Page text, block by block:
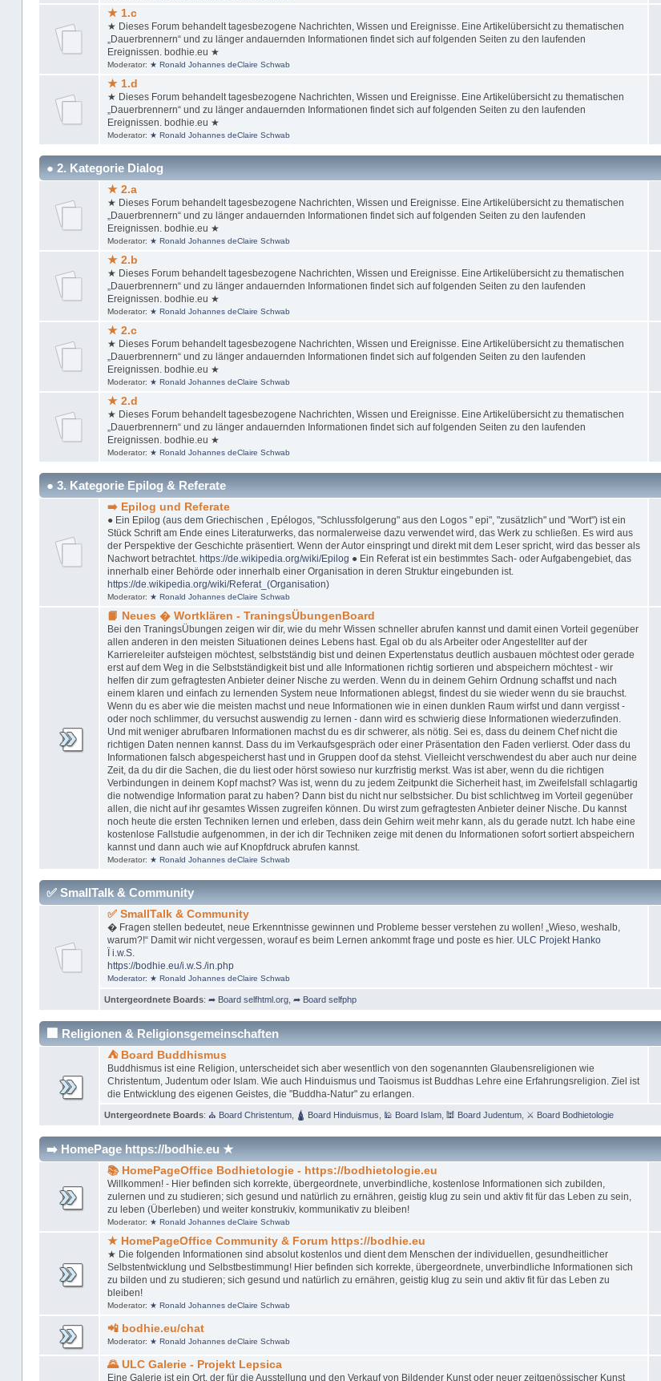
★ 1.c
★ Dieses Forum behandelt tagesbezogene Nachrichten, Wissen und Ereignisse. Eine Artikelübersicht zu thematischen
„Dauerbrennern“ und zu länger andauernden Informationen findet sich auf folgenden Seiten zu den laufenden
Ereignissen. bodhie.eu ★
Moderator: ★ Ronald Johannes deClaire Schwab
★ 1.d
★ Dieses Forum behandelt tagesbezogene Nachrichten, Wissen und Ereignisse. Eine Artikelübersicht zu thematischen
„Dauerbrennern“ und zu länger andauernden Informationen findet sich auf folgenden Seiten zu den laufenden
Ereignissen. bodhie.eu ★
Moderator: ★ Ronald Johannes deClaire Schwab
● 2. Kategorie Dialog
★ 2.a
★ Dieses Forum behandelt tagesbezogene Nachrichten, Wissen und Ereignisse. Eine Artikelübersicht zu thematischen
„Dauerbrennern“ und zu länger andauernden Informationen findet sich auf folgenden Seiten zu den laufenden
Ereignissen. bodhie.eu ★
Moderator: ★ Ronald Johannes deClaire Schwab
★ 2.b
★ Dieses Forum behandelt tagesbezogene Nachrichten, Wissen und Ereignisse. Eine Artikelübersicht zu thematischen
„Dauerbrennern“ und zu länger andauernden Informationen findet sich auf folgenden Seiten zu den laufenden
Ereignissen. bodhie.eu ★
Moderator: ★ Ronald Johannes deClaire Schwab
★ 2.c
★ Dieses Forum behandelt tagesbezogene Nachrichten, Wissen und Ereignisse. Eine Artikelübersicht zu thematischen
„Dauerbrennern“ und zu länger andauernden Informationen findet sich auf folgenden Seiten zu den laufenden
Ereignissen. bodhie.eu ★
Moderator: ★ Ronald Johannes deClaire Schwab
★ 2.d
★ Dieses Forum behandelt tagesbezogene Nachrichten, Wissen und Ereignisse. Eine Artikelübersicht zu thematischen
„Dauerbrennern“ und zu länger andauernden Informationen findet sich auf folgenden Seiten zu den laufenden
Ereignissen. bodhie.eu ★
Moderator: ★ Ronald Johannes deClaire Schwab
● 3. Kategorie Epilog & Referate
➡️ Epilog und Referate
● Ein Epilog (aus dem Griechischen , Epélogos, "Schlussfolgerung" aus den Logos " epi", "zusätzlich" und "Wort") ist ein
Stück Schrift am Ende eines Literaturwerks, das normalerweise dazu verwendet wird, das Werk zu schließen. Es wird aus
der Perspektive der Geschichte präsentiert. Wenn der Autor einspringt und direkt mit dem Leser spricht, wird das besser als
Nachwort betrachtet. https://de.wikipedia.org/wiki/Epilog ● Ein Referat ist ein bestimmtes Sach- oder Aufgabengebiet, das
innerhalb einer Behörde oder innerhalb einer Organisation in deren Struktur eingebunden ist.
https://de.wikipedia.org/wiki/Referat_(Organisation)
Moderator: ★ Ronald Johannes deClaire Schwab
📙 Neues � Wortklären - TraningsÜbungenBoard
Bei den TraningsÜbungen zeigen wir dir, wie du mehr Wissen schneller abrufen kannst und damit einen Vorteil gegenüber
allen anderen in den meisten Situationen deines Lebens hast. Egal ob du als Arbeiter oder Angestellter auf der
Karriereleiter aufsteigen möchtest, selbstständig bist und deinen Expertenstatus deutlich ausbauen möchtest oder gerade
erst auf dem Weg in die Selbstständigkeit bist und alle Informationen richtig sortieren und abspeichern möchtest - wir
helfen dir zum gefragtesten Anbieter deiner Nische zu werden. Wenn du in deinem Gehirn Ordnung schaffst und nach
einem klaren und einfach zu lernenden System neue Informationen ablegst, findest du sie wieder wenn du sie brauchst.
Wenn du es aber wie die meisten machst und neue Informationen wie in einen dunklen Raum wirfst und dann vergisst -
oder noch schlimmer, du versuchst auswendig zu lernen - dann wird es schwierig diese Informationen wiederzufinden.
Und mit weniger abrufbaren Informationen machst du es dir schwerer, als nötig. Sei es, dass du deinem Chef nicht die
richtigen Daten nennen kannst. Dass du im Verkaufsgespräch oder einer Präsentation den Faden verlierst. Oder dass du
Informationen falsch abgespeicherst hast und in Gruppen doof da stehst. Vielleicht verschwendest du aber auch nur deine
Zeit, da du dir die Sachen, die du liest oder hörst sowieso nur kurzfristig merkst. Was ist aber, wenn du die richtigen
Verbindungen in deinem Kopf machst? Was ist, wenn du zu jedem Zeitpunkt die Sicherheit hast, im Zweifelsfall schlagartig
die notwendige Information parat zu haben? Dann bist du nicht nur selbstsicher. Du bist schlichtweg im Vorteil gegenüber
allen, die nicht auf ihr gesamtes Wissen zugreifen können. Du wirst zum gefragtesten Anbieter deiner Nische. Du kannst
noch heute die ersten Techniken lernen und erleben, dass dein Gehirn weit mehr kann, als du gerade nutzt. Ich habe eine
kostenlose Fallstudie aufgenommen, in der ich dir Techniken zeige mit denen du Informationen sofort sortiert abspeichern
kannst und dann auch wie auf Knopfdruck abrufen kannst.
Moderator: ★ Ronald Johannes deClaire Schwab
✅ SmallTalk & Community
✅ SmallTalk & Community
� Fragen stellen bedeutet, neue Erkenntnisse gewinnen und Probleme besser verstehen zu wollen! „Wieso, weshalb,
warum?!“ Damit wir nicht vergessen, worauf es beim Lernen ankommt frage und poste es hier. ULC Projekt Hanko
Ï i.w.S.
https://bodhie.eu/i.w.S./in.php
Moderator: ★ Ronald Johannes deClaire Schwab
Untergeordnete Boards: ➦ Board selfhtml.org, ➦ Board selfphp
🏢 Religionen & Religionsgemeinschaften
⛺ Board Buddhismus
Buddhismus ist eine Religion, unterscheidet sich aber wesentlich von den sogenannten Glaubensreligionen wie
Christentum, Judentum oder Islam. Wie auch Hinduismus und Taoismus ist Buddhas Lehre eine Erfahrungsreligion. Ziel ist
die Entwicklung des eigenen Geistes, die "Buddha-Natur" zu erlangen.
Untergeordnete Boards: ⛪ Board Christentum, 🛕 Board Hinduismus 🕌 Board Islam, 🕍 Board Judentum, ⚔ Board Bodhietologie
➡️ HomePage https://bodhie.eu ★
📚 HomePageOffice Bodhietologie - https://bodhietologie.eu
Willkommen! - Hier befinden sich korrekte, übergeordnete, unverbindliche, kostenlose Informationen sich zubilden,
zulernen und zu studieren; sich gesund und natürlich zu ernähren, geistig klug zu sein und aktiv fit für das Leben zu sein,
zu leben (Überleben) und weiter konstrukiv, kommunikativ zu bleiben!
Moderator: ★ Ronald Johannes deClaire Schwab
★ HomePageOffice Community & Forum https://bodhie.eu
★ Die folgenden Informationen sind absolut kostenlos und dient dem Menschen der individuellen, gesundheitlicher
Selbstentwicklung und Selbstbestimmung! Hier befinden sich korrekte, übergeordnete, unverbindliche Informationen sich
zu bilden und zu studieren; sich gesund und natürlich zu ernähren, geistig klug zu sein und aktiv fit für das Leben zu
bleiben!
Moderator: ★ Ronald Johannes deClaire Schwab
📲 bodhie.eu/chat
Moderator: ★ Ronald Johannes deClaire Schwab
🌄 ULC Galerie - Projekt Lepsica
Eine Galerie ist ein Ort, der für die Ausstellung und den Verkauf von Bildender Kunst oder neuer zeitgenössischer Kunst